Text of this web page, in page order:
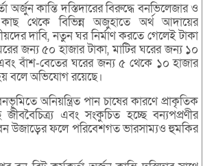
কান্তি দস্তিদারের বিরুদ্ধে বনভিলেজার ও
কাছ থেকে বিভিন্ন অজুহাতে অর্থ আদায়ের
দাবি, নতুন ঘর নির্মাণ করতে গেলেই টাকা
জন্য ৫০ হাজার টাকা, মাটির ঘরের জন্য ১০
বাঁশ-বেতের ঘরের জন্য ৫ থেকে ১০ হাজার
বলে অভিযোগ রয়েছে।
অনিয়ন্ত্রিত পান চাষের কারণে প্রাকৃতিক
এবং সংকুচিত হচ্ছে বন্যপপ্রণীর
উজাড়ের ফলে পরিবেশগত ভারসাম্যও হুমকির